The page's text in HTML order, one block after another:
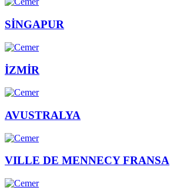
SİNGAPUR
İZMİR
AVUSTRALYA
VILLE DE MENNECY FRANSA